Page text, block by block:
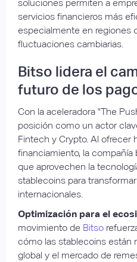
soluciones permiten a
servicios financieros más
especialmente en regiones
fluctuaciones cambiarias.
Bitso lidera el
futuro de los
Con la aceleradora "The
posición como un actor
Fintech y Crypto. Al ofrecer
financiamiento, la
que aprovechen la
stablecoins para
internacionales.
Optimización para el
movimiento de Bitso
cómo las stablecoins están
global y el mercado de